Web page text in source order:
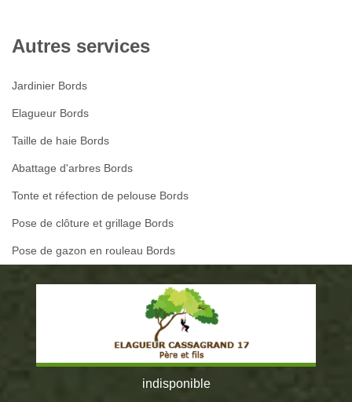
Autres services
Jardinier Bords
Elagueur Bords
Taille de haie Bords
Abattage d'arbres Bords
Tonte et réfection de pelouse Bords
Pose de clôture et grillage Bords
Pose de gazon en rouleau Bords
indisponible